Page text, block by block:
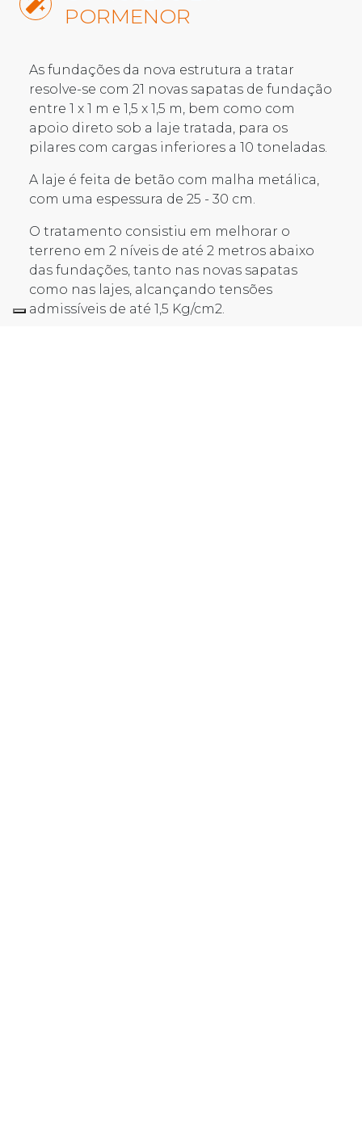
PORMENOR
As fundações da nova estrutura a tratar
resolve-se com 21 novas sapatas de fundação
entre 1 x 1 m e 1,5 x 1,5 m, bem como com
apoio direto sob a laje tratada, para os
pilares com cargas inferiores a 10 toneladas.
A laje é feita de betão com malha metálica,
com uma espessura de 25 - 30 cm.
O tratamento consistiu em melhorar o
terreno em 2 níveis de até 2 metros abaixo
das fundações, tanto nas novas sapatas
como nas lajes, alcançando tensões
admissíveis de até 1,5 Kg/cm2.